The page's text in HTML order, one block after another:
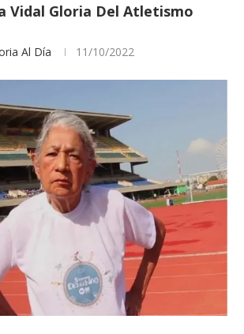
Vidal Gloria Del Atletismo
Al Día 11/10/2022